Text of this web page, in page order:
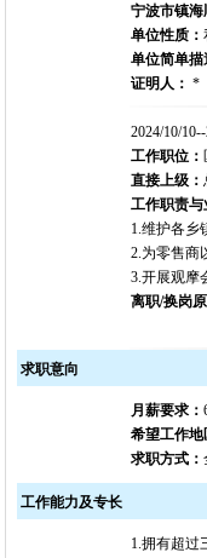
宁波市镇海
单位性质：
单位简单描
证明人：
2024/10/
工作职位：
直接上级：
工作职责与
1.维护各乡
2.为零售商
3.开展观摩
离职/换岗原
求职意向
月薪要求：
希望工作地
求职方式：
工作能力及专长
1.拥有超过